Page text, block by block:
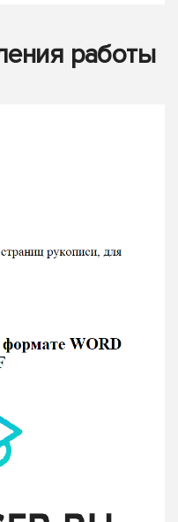
работы